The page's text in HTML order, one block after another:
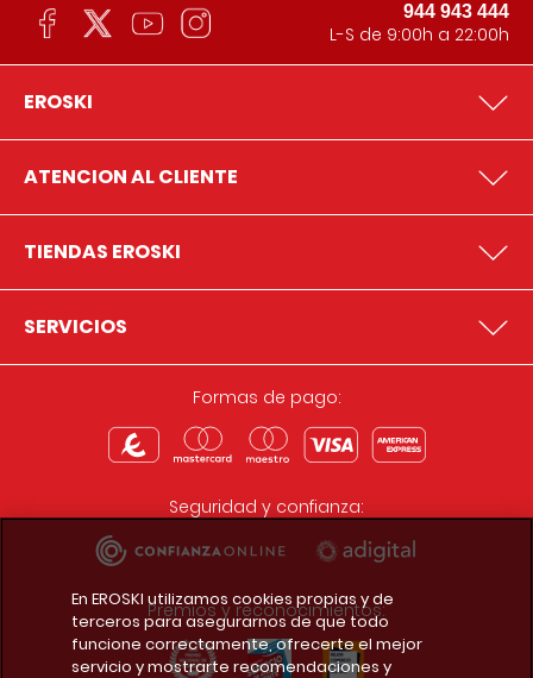
944 943 444
L-S de 9:00h a 22:00h
EROSKI
ATENCION AL CLIENTE
TIENDAS EROSKI
SERVICIOS
Formas de pago:
Seguridad y confianza:
Premios y reconocimientos:
En EROSKI utilizamos cookies propias y de
terceros para asegurarnos de que todo
funcione correctamente, ofrecerte el mejor
servicio y mostrarte recomendaciones y